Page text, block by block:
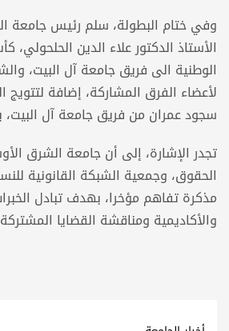
وفي ختام البطولة، سلم رئيس جامعة
الأستاذ الدكتور علاء الدين الحلحولي،
الوطنية الى فريق جامعة آل البيت،
لأعضاء الفرق المشاركة، إضافة لتتويج
سجود عمران من فريق جامعة آل
تجدر الإشارة، إلى أن جامعة الشرق
الحقوق، وجمعية الشبكة القانونية
مذكرة تفاهم مؤخرا، بهدف تبادل
والأكاديمية ومناقشة القضايا المشتركة